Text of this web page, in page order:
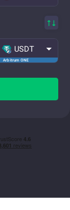
Arbitrum ONE
USDT